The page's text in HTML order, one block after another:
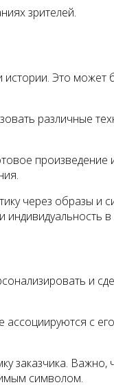
зрителей.
Это может
различные
произведение
через образы и
индивидуальность
и
с
заказчика.
символом.